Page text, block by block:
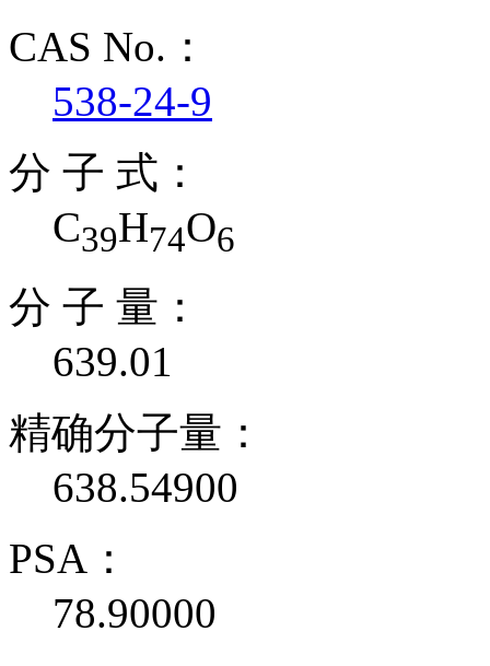
CAS No.：
538-24-9
分 子 式：
C39H74O6
分 子 量：
639.01
精确分子量：
638.54900
PSA：
78.90000